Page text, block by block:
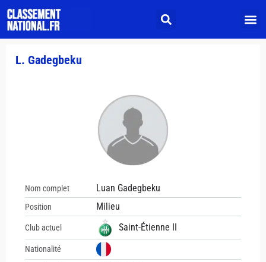
L. Gadegbeku
Nom complet Luan Gadegbeku
Position Milieu
Club actuel Saint-Étienne II
Nationalité